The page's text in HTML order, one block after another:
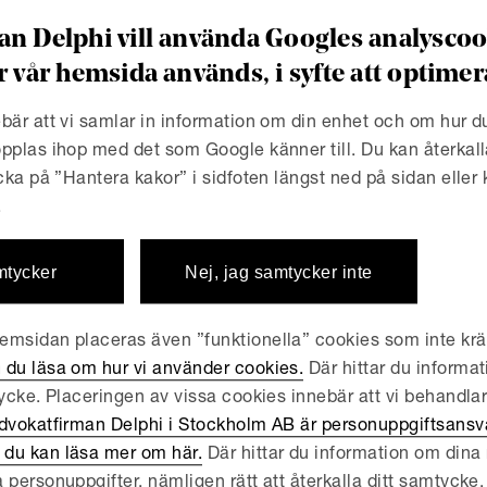
ersättningsstrukturer
the
ESG agenda.
arbete i en hållbar riktning! Incitamentsprogram
arbete som främjar en hållbar verksamhet. Genom
bara möjligheten att attrahera och behålla nya och
gentemot investerare. En viktig del av den
följa upp ESG-relaterade nyckeltal. Genom att
till fastställda ESG‑baserade
Delphi vill använda Googles
vår hemsida används, i syfte att
att vi samlar in information om din enhet och om hur
ihop med det som Google känner till. Du kan
på ”Hantera kakor” i sidfoten längst ned på sidan eller
Nej, jag samtycker inte
placeras även ”funktionella” cookies som inte
du läsa om hur vi använder cookies. Där hittar du
Placeringen av vissa cookies innebär att vi
Delphi i Stockholm AB är
kan läsa mer om här. Där hittar du information om